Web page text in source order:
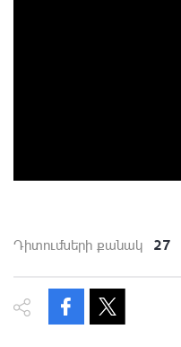
Դիտումների քանակ 27